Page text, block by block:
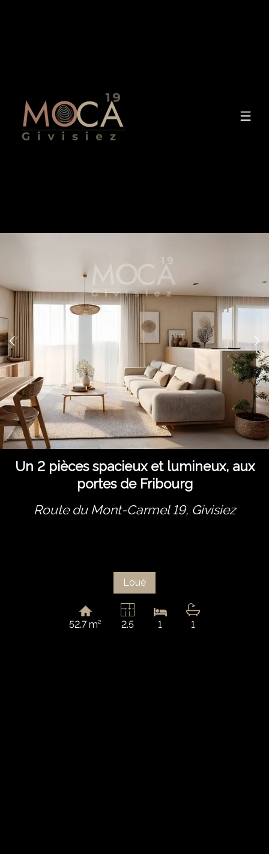
Un 2 pièces spacieux et lumineux, aux
portes de Fribourg
Route du Mont-Carmel 19, Givisiez
Loué
52.7 m² 2.5 1 1